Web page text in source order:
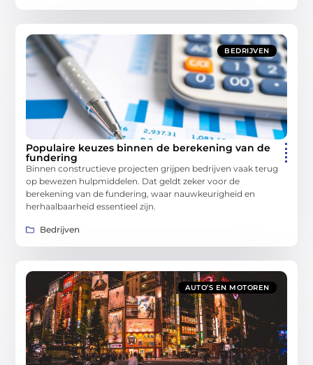
BEDRIJVEN
Populaire keuzes binnen de berekening van de
fundering
Binnen constructieve projecten grijpen bedrijven vaak terug
op bewezen hulpmiddelen. Dat geldt zeker voor de
berekening van de fundering, waar nauwkeurigheid en
herhaalbaarheid essentieel zijn.
Bedrijven
AUTO’S EN MOTOREN